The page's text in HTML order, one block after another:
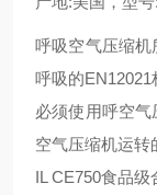
呼吸空气压缩机
呼吸的
必须使用呼空
空气压缩机运转
IL CE750食品